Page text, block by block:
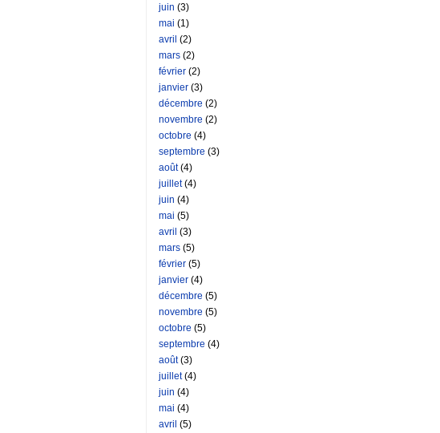
juin (3)
mai (1)
avril (2)
mars (2)
février (2)
janvier (3)
décembre (2)
novembre (2)
octobre (4)
septembre (3)
août(4)
juillet(4)
juin (4)
mai (5)
avril (3)
mars (5)
février (5)
janvier (4)
décembre (5)
novembre (5)
octobre (5)
septembre (4)
août(3)
juillet(4)
juin (4)
mai (4)
avril (5)